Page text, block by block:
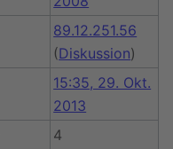
89.12.251.56
(Diskussion)
15:35, 29. Okt.
2013
4